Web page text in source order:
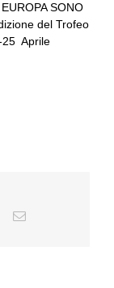
SONO
del Trofeo
25 Aprile